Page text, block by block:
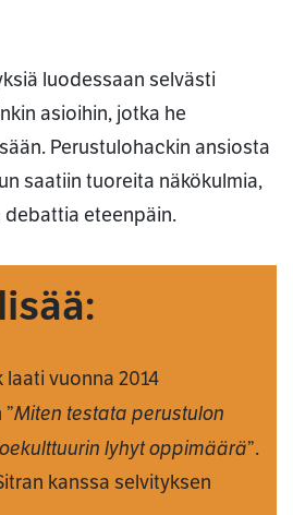
luodessaan selvästi
asioihin, jotka he
Perustulohackin ansiosta
saatiin tuoreita näkökulmia,
eteenpäin.
vuonna 2014
Miten testata perustulon
lyhyt oppimäärä”.
kanssa selvityksen